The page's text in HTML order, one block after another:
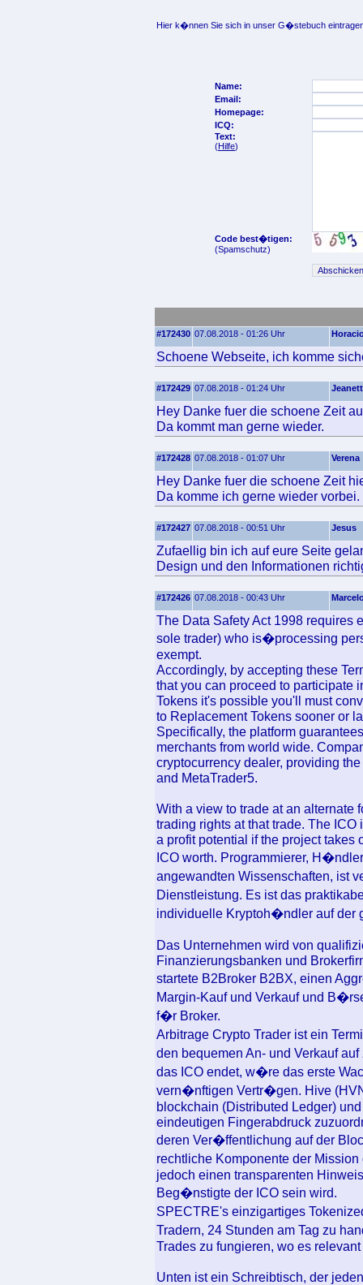
Hier k�nnen Sie sich in unser G�stebuch
Name:
Email:
Homepage:
ICQ:
Text:
(Hilfe)
Code best�tigen:
(Spamschutz)
#172430 07.08.2018 - 01:26 Uhr
Schoene Webseite, ich komme
#172429 07.08.2018 - 01:24 Uhr
Hey Danke fuer die schoene Zeit
Da kommt man gerne wieder.
#172428 07.08.2018 - 01:07 Uhr Verena
Hey Danke fuer die schoene Zeit
Da komme ich gerne wieder vorbei.
#172427 07.08.2018 - 00:51 Uhr Jesus
Zufaellig bin ich auf eure Seite
Design und den Informationen
#172426 07.08.2018 - 00:43 Uhr
The Data Safety Act 1998 requires
sole trader) who is�processing
exempt.
Accordingly, by accepting these
that you can proceed to participate
Tokens it's possible you'll must
to Replacement Tokens sooner or
Specifically, the platform
merchants from world wide.
cryptocurrency dealer, providing
and MetaTrader5.
With a view to trade at an alternate
trading rights at that trade. The
a profit potential if the project takes
ICO worth. Programmierer,
angewandten Wissenschaften, ist
Dienstleistung. Es ist das
individuelle Kryptoh�ndler auf der
Das Unternehmen wird von
Finanzierungsbanken und
startete B2Broker B2BX, einen
Margin-Kauf und Verkauf und
f�r Broker.
Arbitrage Crypto Trader ist ein
den bequemen An- und Verkauf
das ICO endet, w�re das erste
vern�nftigen Vertr�gen. Hive
blockchain (Distributed Ledger)
eindeutigen Fingerabdruck
deren Ver�ffentlichung auf der
rechtliche Komponente der
jedoch einen transparenten
Beg�nstigte der ICO sein wird.
SPECTRE's einzigartiges
Tradern, 24 Stunden am Tag zu
Trades zu fungieren, wo es relevant
Unten ist ein Schreibtisch, der